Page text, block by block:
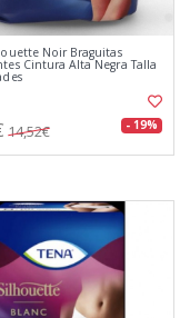
Noir Braguitas
Cintura Alta Negra Talla
14,52€ - 19%